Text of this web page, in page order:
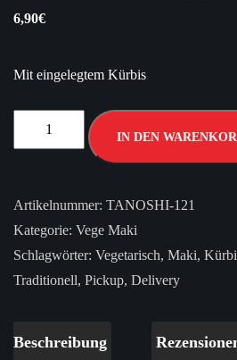
6,90€
Mit eingelegtem Kürbis
IN DEN
Artikelnummer: TANOSHI-121
Kategorie: Vege Maki
Schlagwörter: Vegetarisch, Maki,
Traditionell, Pickup, Delivery
Beschreibung